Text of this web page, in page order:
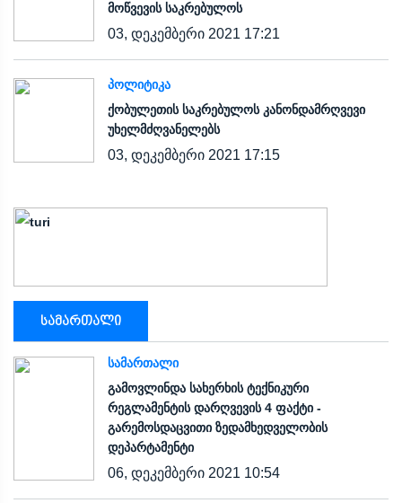
მოწვევის საკრებულოს
03, დეკემბერი 2021 17:21
ᲞᲝᲚᲘᲢᲘᲙᲐ
ქობულეთის საკრებულოს კანონდამრღვევი
უხელმძღვანელებს
03, დეკემბერი 2021 17:15
სამართალი
ᲡᲐᲛᲐᲠᲗᲐᲚᲘ
გამოვლინდა სახერხის ტექნიკური
რეგლამენტის დარღვევის 4 ფაქტი -
გარემოსდაცვითი ზედამხედველობის
დეპარტამენტი
06, დეკემბერი 2021 10:54